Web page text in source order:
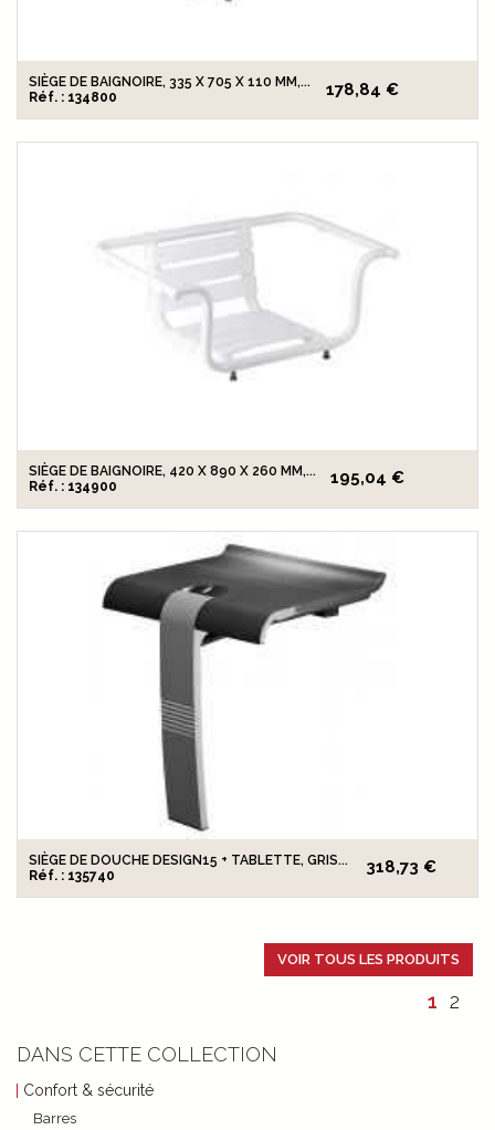
SIÈGE DE BAIGNOIRE, 335 X 705 X 110 MM,...
Réf. : 134800
178,84 €
SIÈGE DE BAIGNOIRE, 420 X 890 X 260 MM,...
Réf. : 134900
195,04 €
SIÈGE DE DOUCHE DESIGN15 + TABLETTE, GRIS...
Réf. : 135740
318,73 €
VOIR TOUS LES PRODUITS
1 2
DANS CETTE COLLECTION
Confort & sécurité
Barres